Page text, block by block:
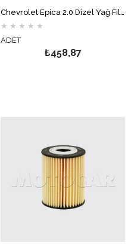
Chevrolet Epica 2.0 Dizel Yağ Filtresi BOSCH
★ ★ ★ ★ ★
ADET
₺458,87